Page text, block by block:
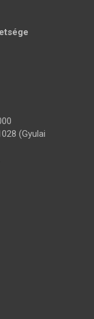
(Gyulai